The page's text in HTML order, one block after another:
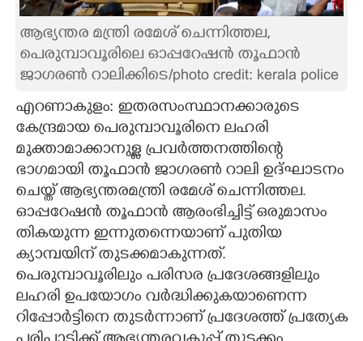
CARTOONS
LITERATURE
ZOOM
CONTACT US
ആഭ്യന്തര മന്ത്രി രമേശ് ചെന്നിത്തല,​
പെരുമ്പാവൂരിലെ ഓപ്പറേഷൻ തൂഫാൻ
ജാഗരൺ റാലിക്കിടെ/photo credit: kerala police
എറണാകുളം: ഇതരസംസ്ഥാനക്കാരുടെ
കേന്ദ്രമായ പെരുമ്പാവൂരിനെ ലഹരി
മുക്താമാക്കാനുള്ള പ്രവർത്തനത്തിന്റെ
ഭാഗമായി തൂഫാൻ ജാഗരൺ റാലി ഉദ്ഘാടനം
ചെയ്ത് ആഭ്യന്തരമന്ത്രി രമേശ് ചെന്നിത്തല.
ഓപ്പറേഷൻ തൂഫാൻ ആരംഭിച്ചിട്ട് ഒരുമാസം
തികയുന്ന ഇന്നുതന്നെയാണ് പുതിയ
ക്യാമ്പയിന് തുടക്കമാകുന്നത്.
പെരുമ്പാവൂരിലും പരിസര പ്രദേശങ്ങളിലും
ലഹരി ഉപയോ​ഗം വർദ്ധിക്കുകയാണെന്ന
റിപ്പോർട്ടിനെ തുടർന്നാണ് പ്രദേശത്ത് പ്രത്യേക